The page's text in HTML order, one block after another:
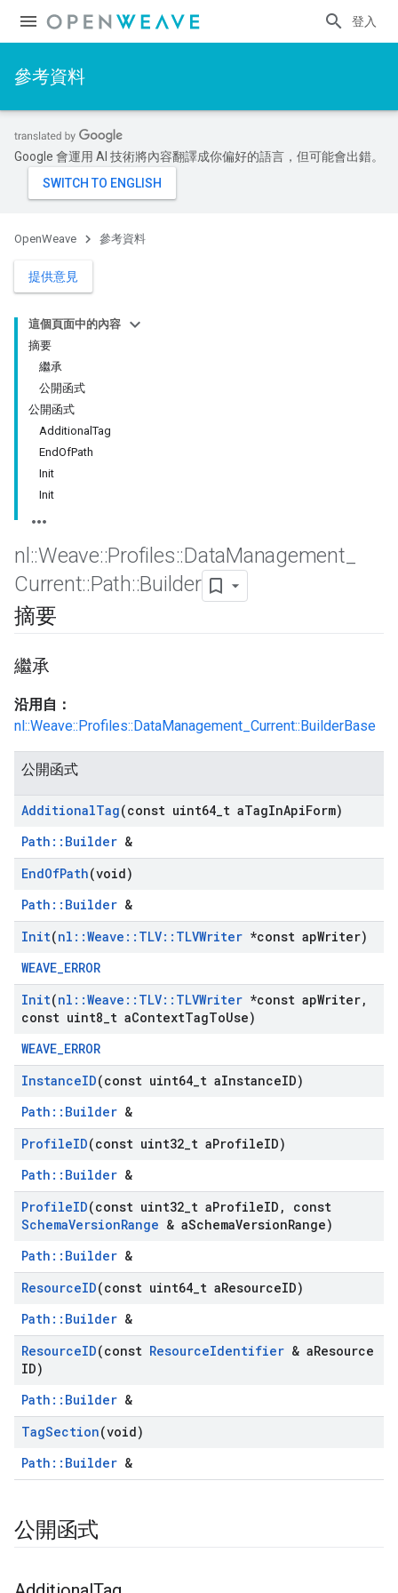
登入
參考資料
Google 會運用 AI 技術將內容翻譯成你偏好的語言，但可能會出錯。
OpenWeave 參考資料
提供意見
這個頁面中的內容
摘要
繼承
公開函式
公開函式
AdditionalTag
EndOfPath
Init
Init
nl ::Weave::Profiles::DataManagement
Current::Path::Builder
摘要
繼承
沿用自：
nl::Weave::Profiles::DataManagement_Current::BuilderBase
公開函式
AdditionalTag(const uint64 t aTagInApiForm)
Path::Builder &
EndOfPath(void)
Path::Builder &
Init(nl ::Weave :: TLV:: TLVWriter *const apWriter)
WEAVE_ERROR
Init(nl ::Weave :: TLV:: TLVWriter *const apWriter,
const uint8 t aContextTagToUse)
WEAVE_ERROR
InstanceID(const uint64 t aInstanceID)
Path::Builder &
ProfileID(const uint32 t aProfileID)
Path::Builder &
ProfileID(const uint32 t aProfileID ,
const
SchemaVersionRange & aSchemaVersionRange)
Path::Builder &
ResourceID(const uint64 t aResourceID)
Path::Builder &
ResourceID(const ResourceIdentifier & aResource
ID)
Path::Builder &
TagSection(void)
Path::Builder &
公開函式